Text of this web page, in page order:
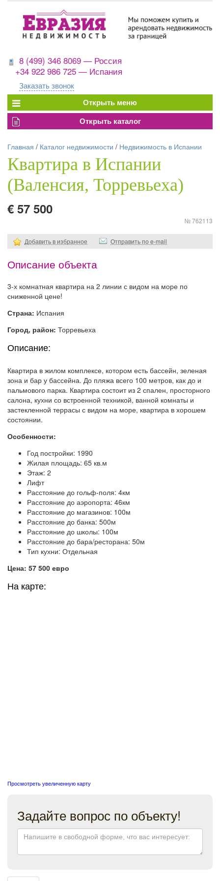
8 (499) 346 8069 — Россия
+34 922 986 725 — Испания
Заказать звонок
Главная / Каталог недвижимости / Недвижимость в Испании
Квартира в Испании
(Валенсия, Торревьеха)
€ 57 500
№ 762113
Добавить в избранное Отправить по e-mail
Описание объекта
3-х комнатная квартира на 2 линии с видом на море по
сниженной цене!
Страна: Испания
Город, район: Торревьеха
Описание:
Квартира в жилом комплексе, котором есть бассейн, зеленая
зона и бар у бассейна. До пляжа всего 100 метров, как до и
пальмового парка. Квартира состоит из 2 спален, просторного
салона, кухни со встроенной техникой, ванной комнаты и
застекленной террасы с видом на море, квартира в хорошем
состоянии.
Особенности:
Год постройки: 1990
Жилая площадь: 65 кв.м
Этаж: 2
Лифт
Расстояние до гольф-поля: 4км
Расстояние до аэропорта: 46км
Расстояние до магазинов: 100м
Расстояние до банка: 500м
Расстояние до школы: 100м
Расстояние до бара/ресторана: 50м
Тип кухни: Отдельная
Цена: 57 500 евро
На карте:
Просмотреть увеличенную карту
Задайте вопрос по объекту!